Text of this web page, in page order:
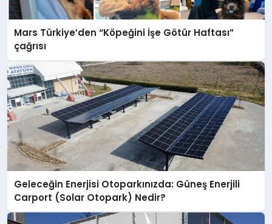
Mars Türkiye’den “Köpeğini İşe Götür Haftası”
çağrısı
Geleceğin Enerjisi Otoparkınızda: Güneş Enerjili
Carport (Solar Otopark) Nedir?